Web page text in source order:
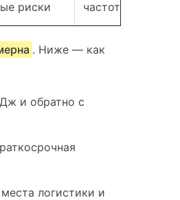
риски частота/
. Ниже — как
и обратно с
логистики и